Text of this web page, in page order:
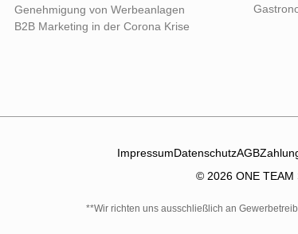
Genehmigung von Werbeanlagen
B2B Marketing in der Corona Krise
ImpressumDatenschutzAGB
© 2026 ONE TEAM
**Wir richten uns ausschließlich an